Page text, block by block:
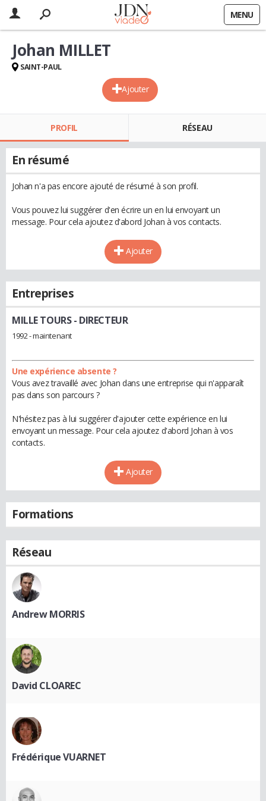
MENU
Ajouter
Johan MILLET
SAINT-PAUL
PROFIL RÉSEAU
En résumé
Johan n'a pas encore ajouté de résumé à son profil.
Vous pouvez lui suggérer d'en écrire un en lui envoyant un
message. Pour cela ajoutez d'abord Johan à vos contacts.
Ajouter
Entreprises
MILLE TOURS- DIRECTEUR
1992 - maintenant
Une expérience absente ?
Vous avez travaillé avec Johan dans une entreprise qui n'apparaît
pas dans son parcours ?
N'hésitez pas à lui suggérer d'ajouter cette expérience en lui
envoyant un message. Pour cela ajoutez d'abord Johan à vos
contacts.
Ajouter
Formations
Réseau
Andrew MORRIS
David CLOAREC
Frédérique VUARNET